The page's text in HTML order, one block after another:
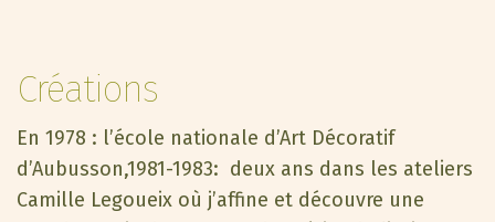
Créations
En 1978 : l’école nationale d’Art Décoratif
d’Aubusson,1981-1983: deux ans dans les ateliers
Camille Legoueix où j’affine et découvre une